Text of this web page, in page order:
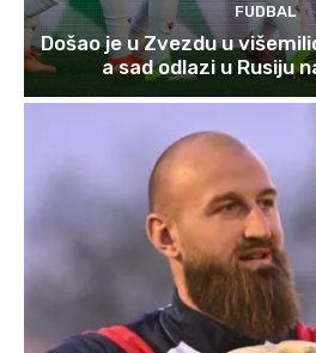
FUDBAL
Došao je u Zvezdu u
a sad odlazi u Rusiju